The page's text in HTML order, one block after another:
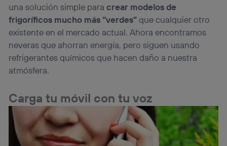
una solución simple paracrear modelos de
frigoríficos mucho más “verdes”que cualquier otro
existente en el mercado actual. Ahora encontramos
neveras que ahorran energía, pero siguen usando
refrigerantes químicos que hacen daño a nuestra
atmósfera.
Carga tu móvil con tu voz